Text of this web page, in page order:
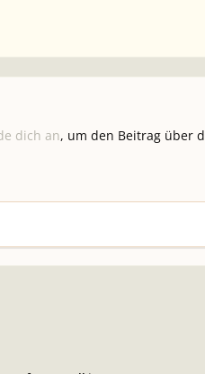
dich an, um den Beitrag über